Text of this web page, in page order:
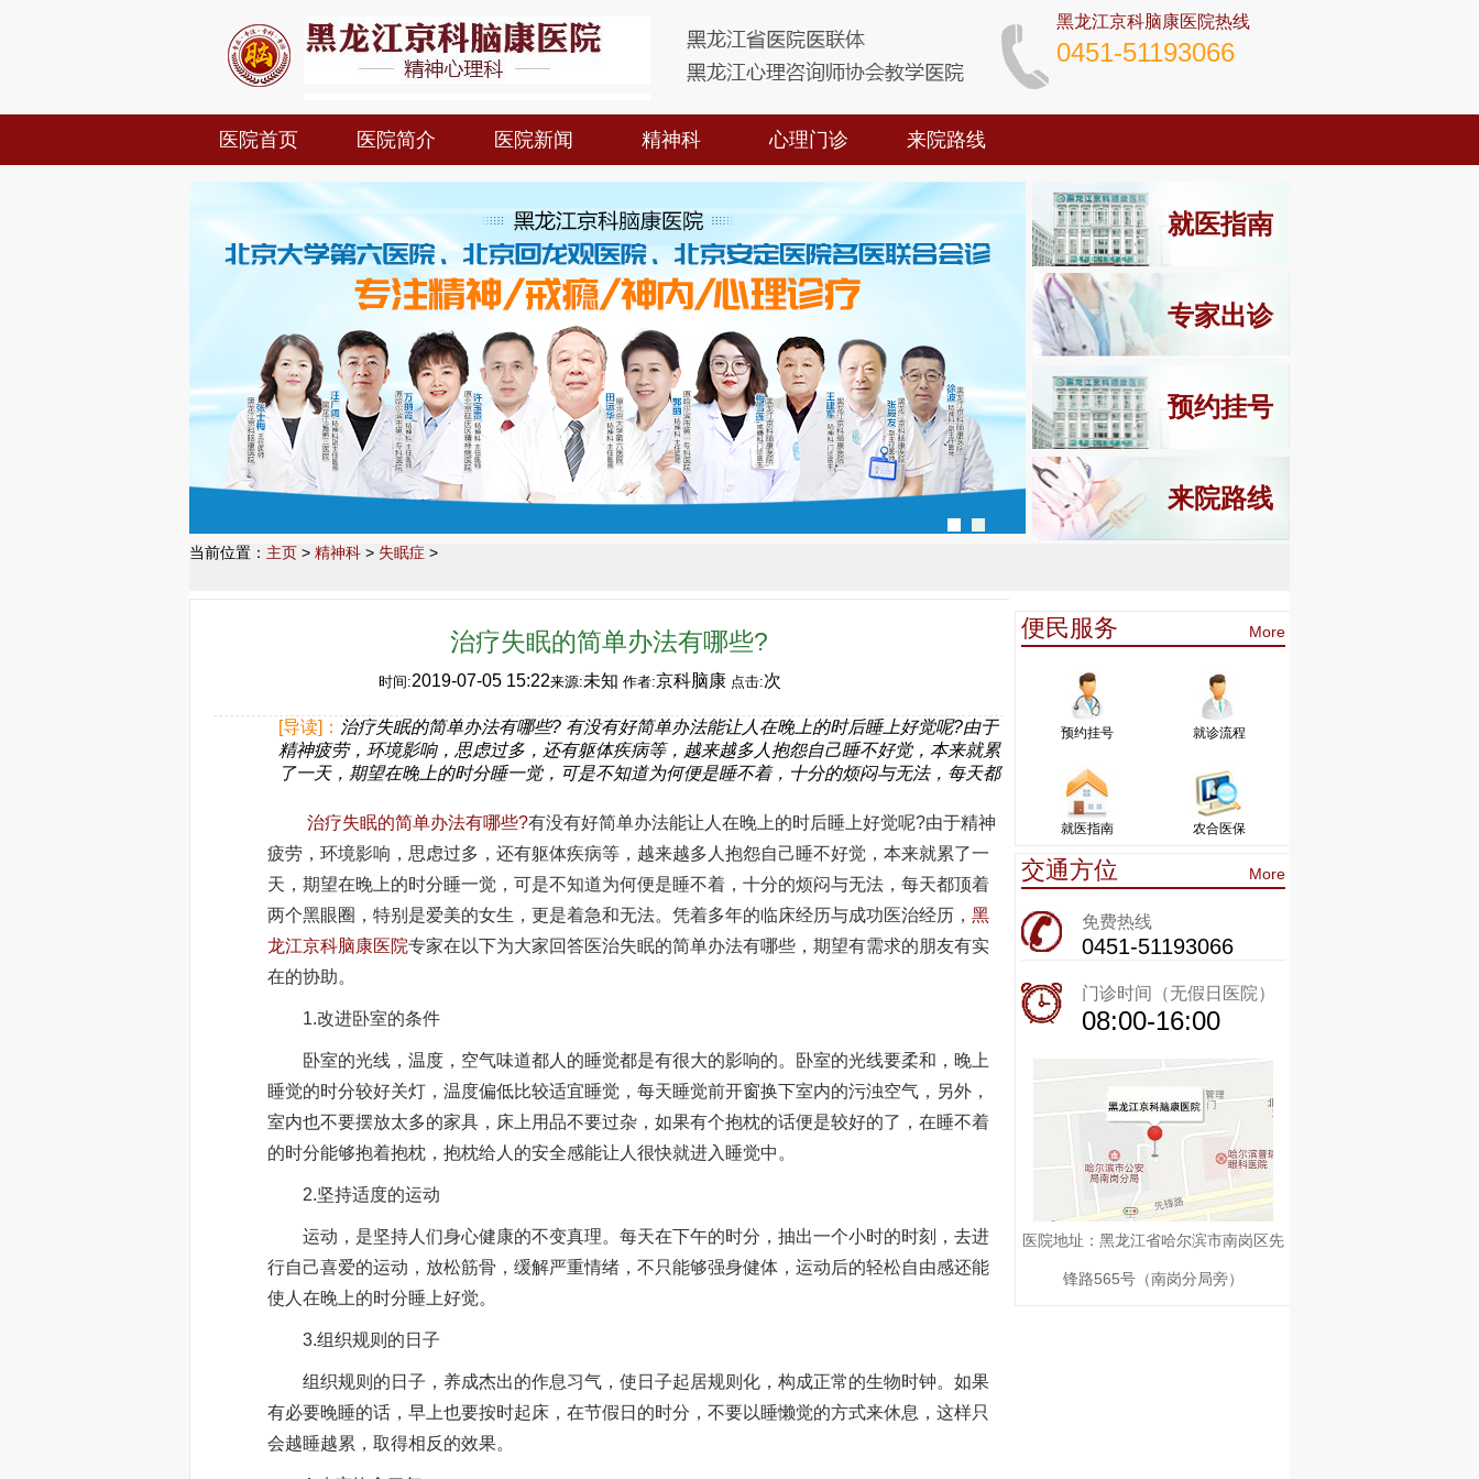
黑龙江京科脑康医院热线
0451-51193066
医院首页 医院简介 医院新闻 精神科 心理门诊 来院路线
就医指南
专家出诊
预约挂号
来院路线
当前位置： 主页 > 精神科 > 失眠症 >
治疗失眠的简单办法有哪些?
时间:2019-07-05 15:22来源:未知 作者:京科脑康 点击:次
[导读]： 治疗失眠的简单办法有哪些? 有没有好简单办法能让人在晚上的时后睡上好觉呢?由于
精神疲劳，环境影响，思虑过多，还有躯体疾病等，越来越多人抱怨自己睡不好觉，本来就累
了一天，期望在晚上的时分睡一觉，可是不知道为何便是睡不着，十分的烦闷与无法，每天都
治疗失眠的简单办法有哪些?有没有好简单办法能让人在晚上的时后睡上好觉呢?由于精神
疲劳，环境影响，思虑过多，还有躯体疾病等，越来越多人抱怨自己睡不好觉，本来就累了一
天，期望在晚上的时分睡一觉，可是不知道为何便是睡不着，十分的烦闷与无法，每天都顶着
两个黑眼圈，特别是爱美的女生，更是着急和无法。凭着多年的临床经历与成功医治经历， 黑
龙江京科脑康医院专家在以下为大家回答医治失眠的简单办法有哪些，期望有需求的朋友有实
在的协助。
1.改进卧室的条件
卧室的光线，温度，空气味道都人的睡觉都是有很大的影响的。卧室的光线要柔和，晚上
睡觉的时分较好关灯，温度偏低比较适宜睡觉，每天睡觉前开窗换下室内的污浊空气，另外，
室内也不要摆放太多的家具，床上用品不要过杂，如果有个抱枕的话便是较好的了，在睡不着
的时分能够抱着抱枕，抱枕给人的安全感能让人很快就进入睡觉中。
2.坚持适度的运动
运动，是坚持人们身心健康的不变真理。每天在下午的时分，抽出一个小时的时刻，去进
行自己喜爱的运动，放松筋骨，缓解严重情绪，不只能够强身健体，运动后的轻松自由感还能
使人在晚上的时分睡上好觉。
3.组织规则的日子
组织规则的日子，养成杰出的作息习气，使日子起居规则化，构成正常的生物时钟。如果
有必要晚睡的话，早上也要按时起床，在节假日的时分，不要以睡懒觉的方式来休息，这样只
会越睡越累，取得相反的效果。
便民服务 More
预约挂号 就诊流程
就医指南 农合医保
交通方位 More
免费热线
0451-51193066
门诊时间（无假日医院）
08:00-16:00
医院地址：黑龙江省哈尔滨市南岗区先
锋路565号（南岗分局旁）